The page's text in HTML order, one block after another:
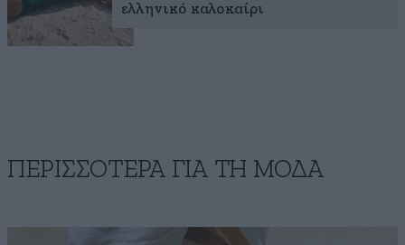
ελληνικό καλοκαίρι
ΠΕΡΙΣΣΟΤΕΡΑ ΓΙΑ ΤΗ ΜΟΔΑ